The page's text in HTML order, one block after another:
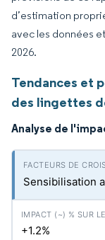
d’estimation
avec les données
2026.
Tendances et
des lingettes
Analyse de
Sensibilisation
+1.2%